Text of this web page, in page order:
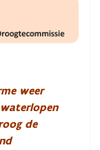
weer
de